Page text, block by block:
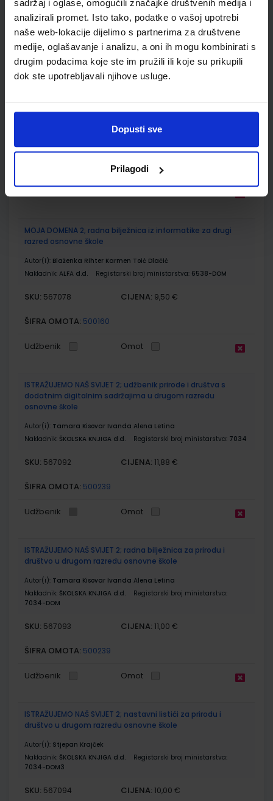
sadržaj i oglase, omogućili značajke društvenih medija i
analizirali promet. Isto tako, podatke o vašoj upotrebi
naše web-lokacije dijelimo s partnerima za društvene
medije, oglašavanje i analizu, a oni ih mogu kombinirati s
drugim podacima koje ste im pružili ili koje su prikupili
dok ste upotrebljavali njihove usluge.
Dopusti sve
Prilagodi
ŠIFRA OMOTA:
Udžbenik
MOJA DOMENA 2; udžbenik iz informatike za drugi razred
MOJA DOMENA 2; radna bilježnica iz informatike za drugi
razred osnovne škole
Autor(i): Blaženka Rihter Karmen Toić Dlačić
Nakladnik: ALFA d.d. Registarski broj ministarstva: 6538-DOM
SKU: 567078 CIJENA: 9,50 €
ŠIFRA OMOTA: 500160
Udžbenik Omot
ISTRAŽUJEMO NAŠ SVIJET 2; udžbenik prirode i društva s
dodatnim digitalnim sadržajima u drugom razredu
osnovne škole
Autor(i): Tamara Kisovar Ivanda Alena Letina
Nakladnik: ŠKOLSKA KNJIGA d.d. Registarski broj ministarstva: 7034
SKU: 567092 CIJENA: 11,88 €
ŠIFRA OMOTA: 500239
Udžbenik Omot
ISTRAŽUJEMO NAŠ SVIJET 2; radna bilježnica za prirodu i
društvo u drugom razredu osnovne škole
Autor(i): Tamara Kisovar Ivanda Alena Letina
Nakladnik: ŠKOLSKA KNJIGA d.d.
Registarski broj ministarstva:
7034-DOM
SKU: 567093 CIJENA: 11,00 €
ŠIFRA OMOTA: 500239
Udžbenik Omot
ISTRAŽUJEMO NAŠ SVIJET 2; nastavni listići za prirodu i
društvo u drugom razredu osnovne škole
Autor(i): Stjepan Krajček
Nakladnik: ŠKOLSKA KNJIGA d.d.
Registarski broj ministarstva:
7034-DOM3
SKU: 567094 CIJENA: 10,00 €